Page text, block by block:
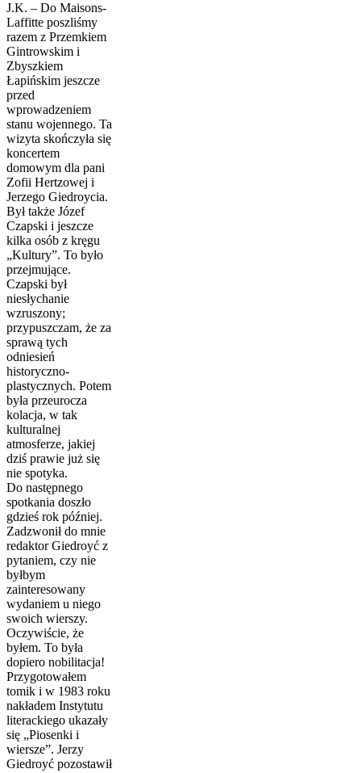
J.K. – Do Maisons-
Laffitte poszliśmy
razem z Przemkiem
Gintrowskim i
Zbyszkiem
Łapińskim jeszcze
przed
wprowadzeniem
stanu wojennego. Ta
wizyta skończyła się
koncertem
domowym dla pani
Zofii Hertzowej i
Jerzego Giedroycia.
Był także Józef
Czapski i jeszcze
kilka osób z kręgu
„Kultury”. To było
przejmujące.
Czapski był
niesłychanie
wzruszony;
przypuszczam, że za
sprawą tych
odniesień
historyczno-
plastycznych. Potem
była przeurocza
kolacja, w tak
kulturalnej
atmosferze, jakiej
dziś prawie już się
nie spotyka.
Do następnego
spotkania doszło
gdzieś rok później.
Zadzwonił do mnie
redaktor Giedroyć z
pytaniem, czy nie
byłbym
zainteresowany
wydaniem u niego
swoich wierszy.
Oczywiście, że
byłem. To była
dopiero nobilitacja!
Przygotowałem
tomik i w 1983 roku
nakładem Instytutu
literackiego ukazały
się „Piosenki i
wiersze”. Jerzy
Giedroyć pozostawił